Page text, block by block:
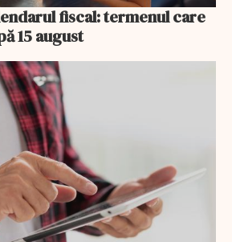
fiscal: termenul care
15 august